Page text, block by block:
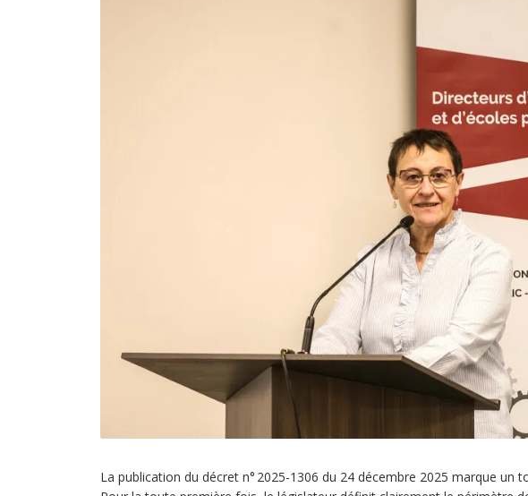
La publication du décret n° 2025-1306 du 24 décembre 2025 marque